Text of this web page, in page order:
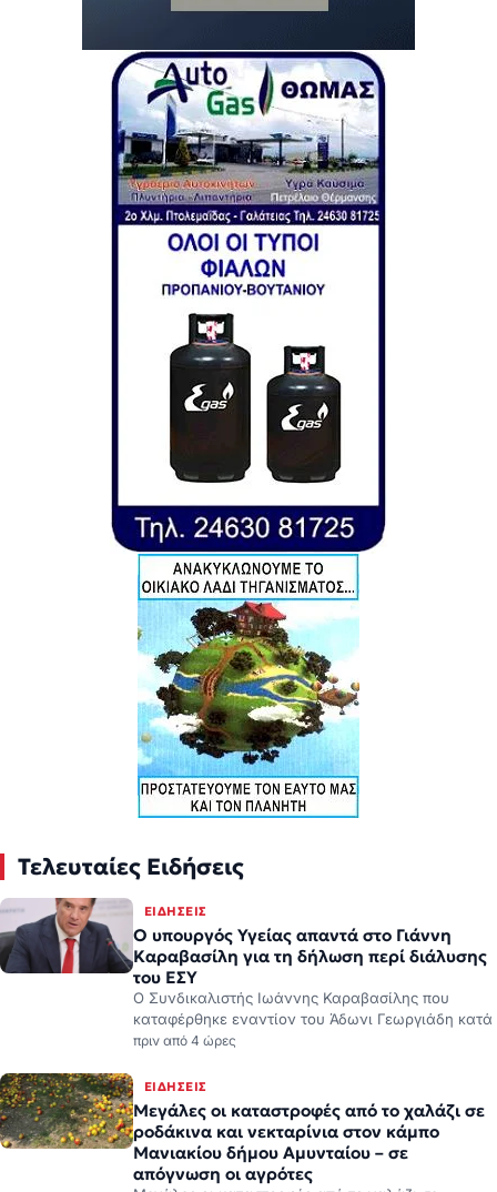
Τελευταίες Ειδήσεις
Ο υπουργός Υγείας απαντά στο Γιάννη
Καραβασίλη για τη δήλωση περί διάλυσης
του ΕΣΥ
Ο Συνδικαλιστής Ιωάννης Καραβασίλης που
καταφέρθηκε εναντίον του Άδωνι Γεωργιάδη κατά
πριν από 4 ώρες
ΕΙΔΉΣΕΙΣ
Μεγάλες οι καταστροφές από το χαλάζι σε
Μανιακίου δήμου Αμυνταίου – σε
απόγνωση οι αγρότες
Μεγάλες οι καταστροφές από το χαλάζι σε
ροδάκινα και νεκταρίνια στον κάμπο Μανιακίου
δήμου Αμυνταίου – σε απόγνωση οι αγρότες.
πριν από 6 ώρες